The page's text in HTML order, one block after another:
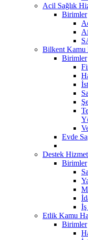
Acil Sağlık
Birimler
Bilkent Kamu
Birimler
Evde
Destek
Birimler
İş
Etlik Kamu
Birimler